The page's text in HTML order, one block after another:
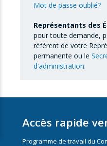
Mot de passe oublié?
Représentants des
pour toute demande,
référent de votre
permanente ou le
d'administration.
Accès rapide
Programme de travail du